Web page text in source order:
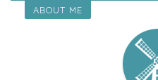
ABOUT ME